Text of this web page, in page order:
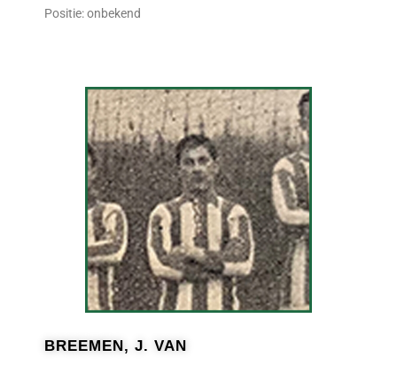
Positie: onbekend
BREEMEN, J. VAN